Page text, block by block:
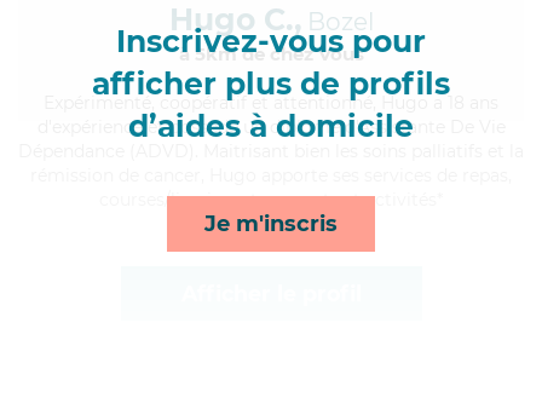
Inscrivez-vous pour
afficher plus de profils
d’aides à domicile
Je m'inscris
Hugo C., Bozel
à 5km de chez Vous
, coopératif et attentionné, Hugo a 18 ans
d'expérience et possède un diplôme d'Assistante De Vie
courses/livraison, transports et activités*